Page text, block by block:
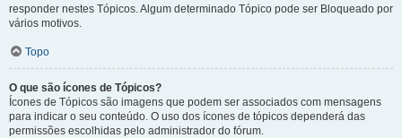
responder nestes Tópicos. Algum determinado Tópico pode ser Bloqueado por
vários motivos.
Topo
O que são ícones de Tópicos?
Ícones de Tópicos são imagens que podem ser associados com mensagens
para indicar o seu conteúdo. O uso dos ícones de tópicos dependerá das
permissões escolhidas pelo administrador do fórum.